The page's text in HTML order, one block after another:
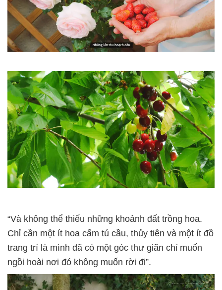
“Và không thể thiếu những khoảnh đất trồng hoa.
Chỉ cần một ít hoa cẩm tú cầu, thủy tiên và một ít đồ
trang trí là mình đã có một góc thư giãn chỉ muốn
ngồi hoài nơi đó không muốn rời đi”.